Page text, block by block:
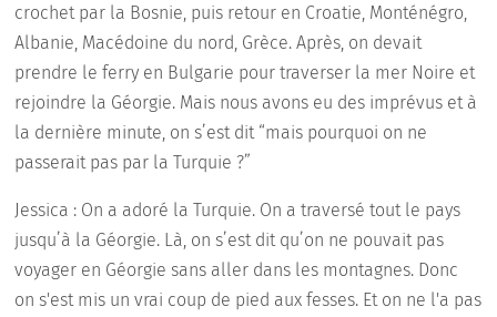
crochet par la Bosnie, puis retour en Croatie, Monténégro,
Albanie, Macédoine du nord, Grèce. Après, on devait
prendre le ferry en Bulgarie pour traverser la mer Noire et
rejoindre la Géorgie. Mais nous avons eu des imprévus et à
la dernière minute, on s’est dit “mais pourquoi on ne
passerait pas par la Turquie ?”
Jessica : On a adoré la Turquie. On a traversé tout le pays
jusqu’à la Géorgie. Là, on s’est dit qu’on ne pouvait pas
voyager en Géorgie sans aller dans les montagnes. Donc
on s'est mis un vrai coup de pied aux fesses. Et on ne l'a pas